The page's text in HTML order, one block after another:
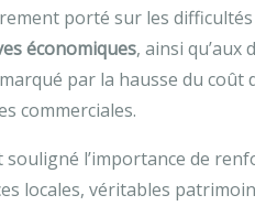
porté sur les difficultés
économiques, ainsi qu’aux
par la hausse du coût
commerciales.
l’importance de
locales, véritables